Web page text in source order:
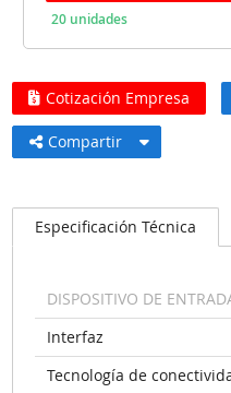
20 unidades
Cotización Empresa
Compartir
Especificación Técnica
DISPOSITIVO DE
Interfaz
Tecnología de